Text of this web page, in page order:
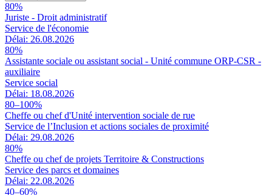
80%
Juriste - Droit administratif
Service de l'économie
Délai: 26.08.2026
80%
Assistante sociale ou assistant social - Unité commune ORP-CSR -
auxiliaire
Service social
Délai: 18.08.2026
80–100%
Cheffe ou chef d'Unité intervention sociale de rue
Service de l’Inclusion et actions sociales de proximité
Délai: 29.08.2026
80%
Cheffe ou chef de projets Territoire & Constructions
Service des parcs et domaines
Délai: 22.08.2026
40–60%